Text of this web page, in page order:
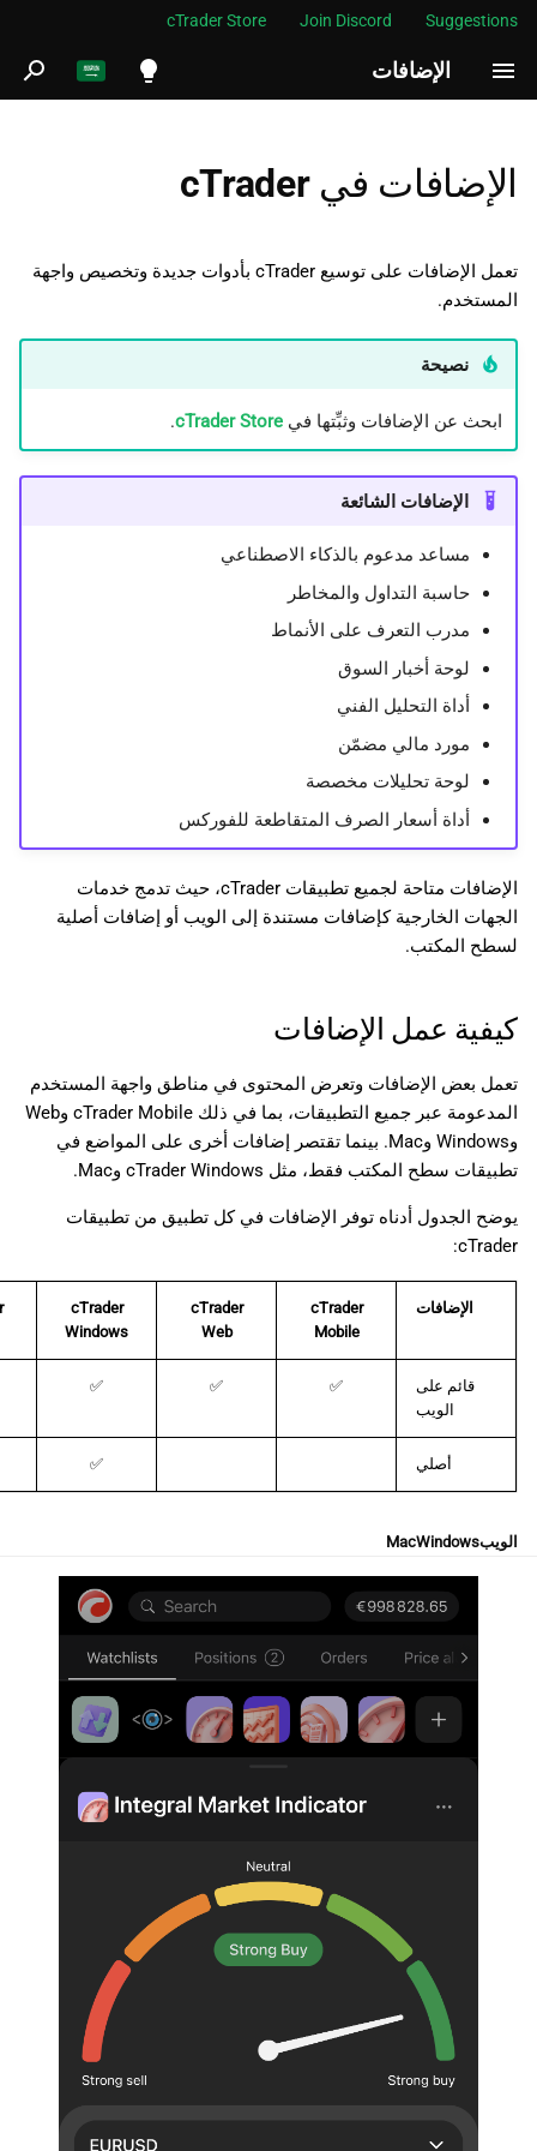
cTrader Store Join Discord Suggestions
الإضافات
Melayu
ภาษาไทย
한국어
ب
ء
ب
ح
كيفية عمل الإضافات
الإضافات في cTrader
تعمل الإضافات على توسيع cTrader بأدوات جديدة وتخصيص واجهة
المستخدم.
نصيحة
ابحث عن الإضافات وثبِّتها فيcTrader Store
.
الإضافات الشائعة
مساعد مدعوم بالذكاء الاصطناعي
حاسبة التداول والمخاطر
مدرب التعرف على الأنماط
لوحة أخبار السوق
أداة التحليل الفني
مورد مالي مضمّن
لوحة تحليلات مخصصة
أداة أسعار الصرف المتقاطعة للفوركس
الإضافات متاحة لجميع تطبيقات cTrader، حيث تدمج خدمات
الجهات الخارجية كإضافات مستندة إلى الويب أو إضافات أصلية
لسطح المكتب.
كيفية عمل الإضافات
تعمل بعض الإضافات وتعرض المحتوى في مناطق واجهة المستخدم
المدعومة عبر جميع التطبيقات، بما في ذلك cTrader Mobile وWeb
وWindows وMac. بينما تقتصر إضافات أخرى على المواضع في
تطبيقات سطح المكتب فقط، مثل cTrader Windows وMac.
يوضح الجدول أدناه توفر الإضافات في كل تطبيق من تطبيقات
cTrader:
الإضافات
cTrader
Mobile
cTrader
Web
cTrader
Windows
قائم على
الويب
✅
✅
✅
أصلي ✅
الويبWindows
Mac